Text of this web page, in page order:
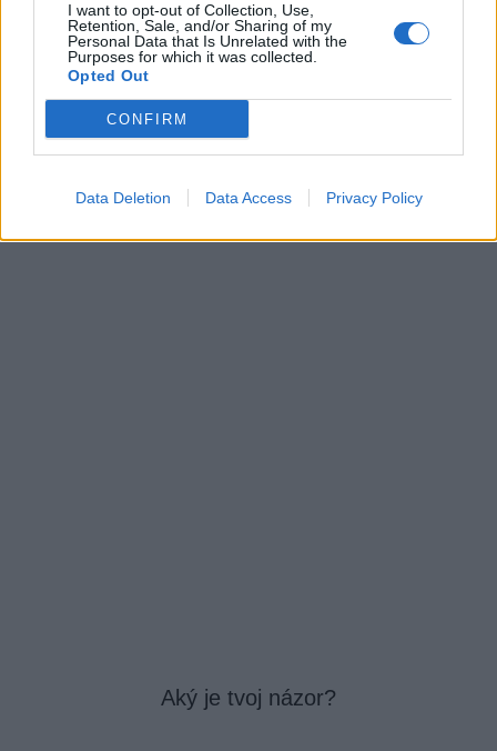
I want to opt-out of Collection, Use,
Retention, Sale, and/or Sharing of my
Personal Data that Is Unrelated with the
Purposes for which it was collected.
Opted Out
CONFIRM
Data Deletion Data Access Privacy Policy
Máte vysokú spotrebu vody a málo úspor na blížiace sa ročné
vyúčtovanie?
29. januára 2025
Aký je tvoj názor?